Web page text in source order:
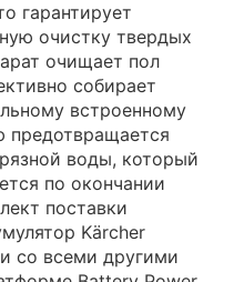
гарантирует
очистку твердых
очищает пол
собирает
встроенному
предотвращается
воды, который
по окончании
поставки
Kärcher
со всеми другими